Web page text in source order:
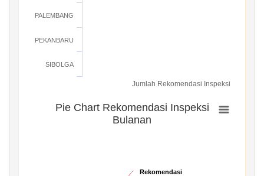
Jumlah Rekomendasi Inspeksi
PALEMBANG
PEKANBARU
SIBOLGA
Pie Chart Rekomendasi Inspeksi
Bulanan
Rekomendasi
Rekomendasi